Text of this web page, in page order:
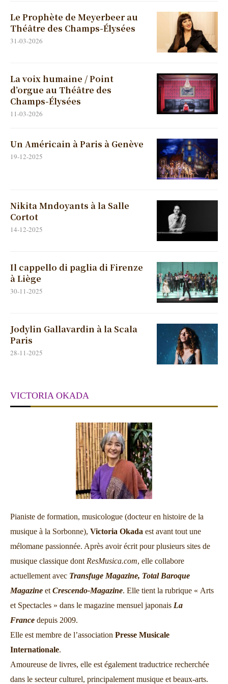
Le Prophète de Meyerbeer au
Théâtre des Champs-Élysées
31-03-2026
La voix humaine / Point
d’orgue au Théâtre des
Champs-Élysées
11-03-2026
Un Américain à Paris à Genève
19-12-2025
Nikita Mndoyants à la Salle
Cortot
14-12-2025
Il cappello di paglia di Firenze
à Liège
30-11-2025
Jodylin Gallavardin à la Scala
Paris
28-11-2025
VICTORIA OKADA
Pianiste de formation, musicologue (docteur en histoire de la
musique à la Sorbonne), Victoria Okada est avant tout une
mélomane passionnée. Après avoir écrit pour plusieurs sites de
musique classique dont ResMusica.com, elle collabore
actuellement avec Transfuge Magazine, Total Baroque
Magazine et Crescendo-Magazine. Elle tient la rubrique « Arts
et Spectacles » dans le magazine mensuel japonais La
France depuis 2009.
Elle est membre de l’association Presse Musicale
Internationale.
Amoureuse de livres, elle est également traductrice recherchée
dans le secteur culturel, principalement musique et beaux-arts.